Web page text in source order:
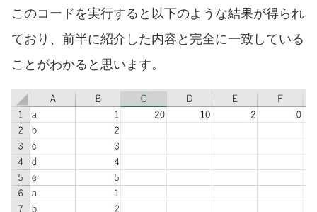
このコードを実行すると以下のような結果が得られ
ており、前半に紹介した内容と完全に一致している
ことがわかると思います。